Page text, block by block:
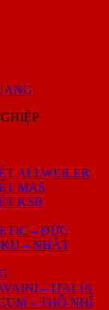
ALLWEILER
MAS
KSB
– ĐỨC
– NHẬT
– ITALIA
– THỖ NHĨ